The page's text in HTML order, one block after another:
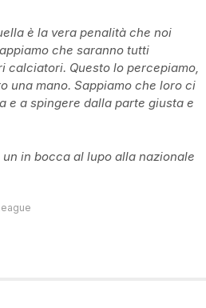
è la vera penalità che noi
che saranno tutti
calciatori. Questo lo percepiamo,
una mano. Sappiamo che loro ci
e a spingere dalla parte giusta e
in bocca al lupo alla nazionale